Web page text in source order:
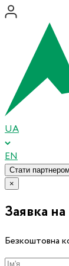
UA
EN
Стати партнером
×
Заявка
Безкоштовна